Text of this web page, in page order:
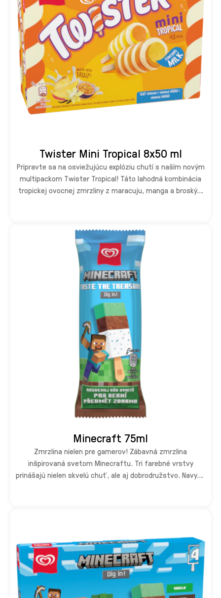
Twister Mini Tropical 8x50 ml
Pripravte sa na osviežujúcu explóziu chutí s naším novým
multipackom Twister Tropical! Táto lahodná kombinácia
tropickej ovocnej zmrzliny z maracuju, manga a broskýň,
praktickom rodinnom balení.
Minecraft 75ml
Zmrzlina nielen pre gamerov! Zábavná zmrzlina
inšpirovaná svetom Minecraftu. Tri farebné vrstvy
prinášajú nielen skvelú chuť, ale aj dobrodružstvo. Navyše